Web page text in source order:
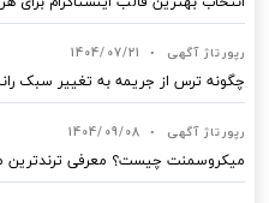
رپورتاژ آگهی •
1404/07/21
چگونه ترس از جریمه به تغییر سبک
رپورتاژ آگهی •
1404/09/08
میکروسمنت چیست؟ معرفی ترندترین